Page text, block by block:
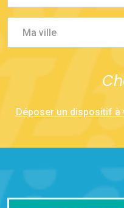
Ma ville
Déposer un dispositif à